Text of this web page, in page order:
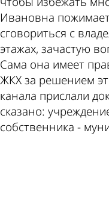
Ивановна
сговориться с
этажах, зачастую
Сама она имеет
ЖКХ за решением
канала прислали
сказано:
собственника -